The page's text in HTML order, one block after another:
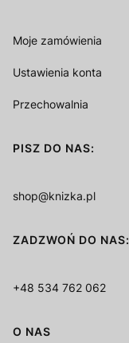
Moje zamówienia
Ustawienia konta
Przechowalnia
PISZ DO NAS:
shop@knizka.pl
ZADZWOŃ DO NAS:
+48 534 762 062
O NAS